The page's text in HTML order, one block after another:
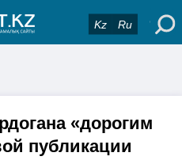
Kz Ru
«дорогим
публикации